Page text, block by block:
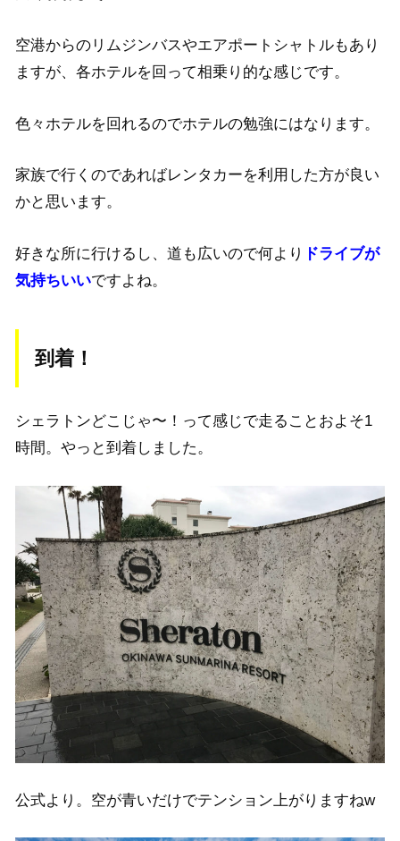
空港からのリムジンバスやエアポートシャトルもあり
ますが、各ホテルを回って相乗り的な感じです。
色々ホテルを回れるのでホテルの勉強にはなります。
家族で行くのであればレンタカーを利用した方が良い
かと思います。
好きな所に行けるし、道も広いので何より ドライブが
気持ちいいですよね。
到着！
シェラトンどこじゃ〜！って感じで走ることおよそ1
時間。やっと到着しました。
公式より。空が青いだけでテンション上がりますねw